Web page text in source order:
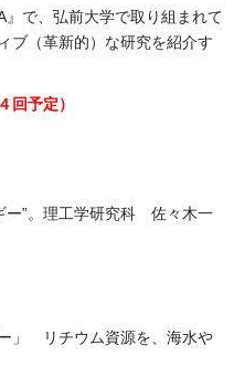
で、弘前大学で取り組まれて
ブ（革新的）な研究を紹介す
回予定）
ー”。理工学研究科 佐々木一
」 リチウム資源を、海水や